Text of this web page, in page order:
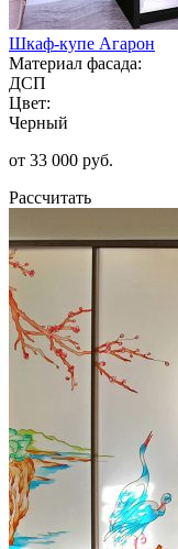
Шкаф-купе Агарон
Материал фасада:
ДСП
Цвет:
Черный
от 33 000 руб.
Рассчитать